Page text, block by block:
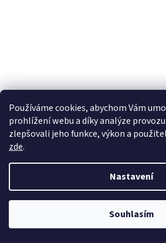
Používáme cookies, abychom Vám
prohlížení webu a díky analýze
zlepšovali jeho funkce, výkon a
zde.
Nastavení
Souhlasím
BMW KULIČKOVÉ LOŽISKO PRO
ODVZDUŠNĚNÍ
1 890 Kč